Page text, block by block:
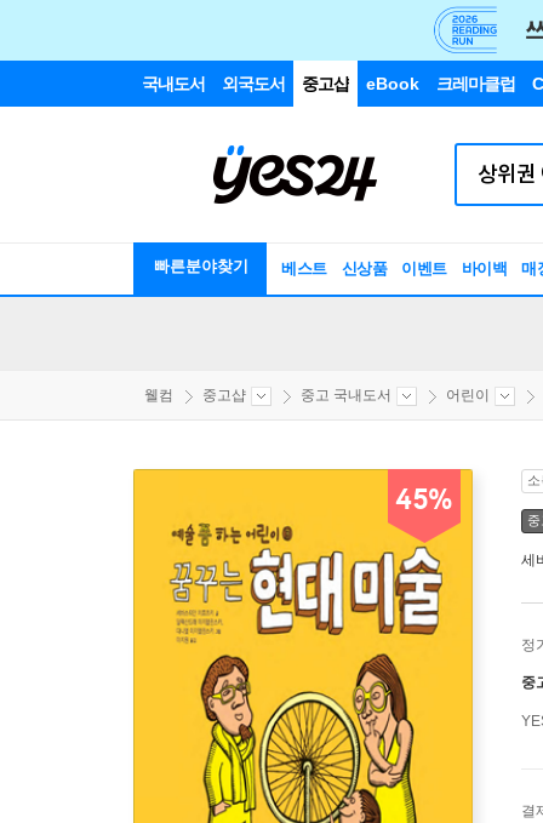
국내도서 외국도서 중고샵 eBook 크레마클럽
빠른분야찾기 베스트 신상품 이벤트 바이백 매
웰컴 중고샵 중고 국내도서 어린이
45%
세
정
중
결